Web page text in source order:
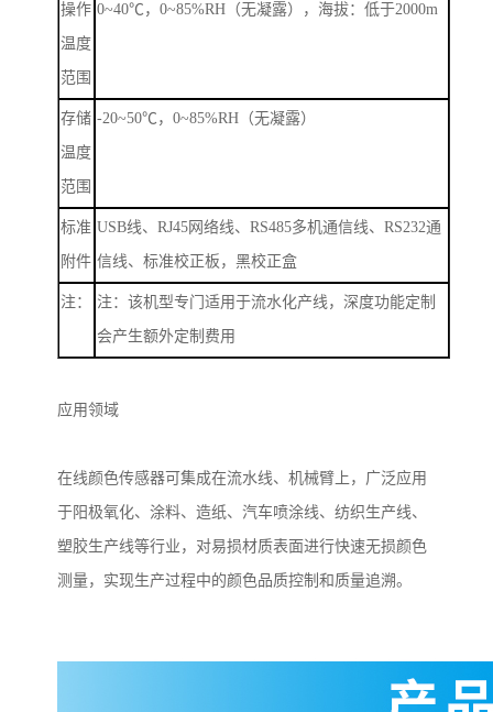
操作
温度
范围
0~40℃，0~85%RH （无凝露），海拔：低于2000m
存储
温度
范围
-20~50℃，0~85%RH （无凝露）
标准
附件
USB线、RJ45网络线、RS485多机通信线、RS232通
信线、标准校正板，黑校正盒
注： 注：该机型专门适用于流水化产线，深度功能定制
会产生额外定制费用
应用领域
在线颜色传感器可集成在流水线、机械臂上，广泛应用
于阳极氧化、涂料、造纸、汽车喷涂线、纺织生产线、
塑胶生产线等行业，对易损材质表面进行快速无损颜色
测量，实现生产过程中的颜色品质控制和质量追溯。